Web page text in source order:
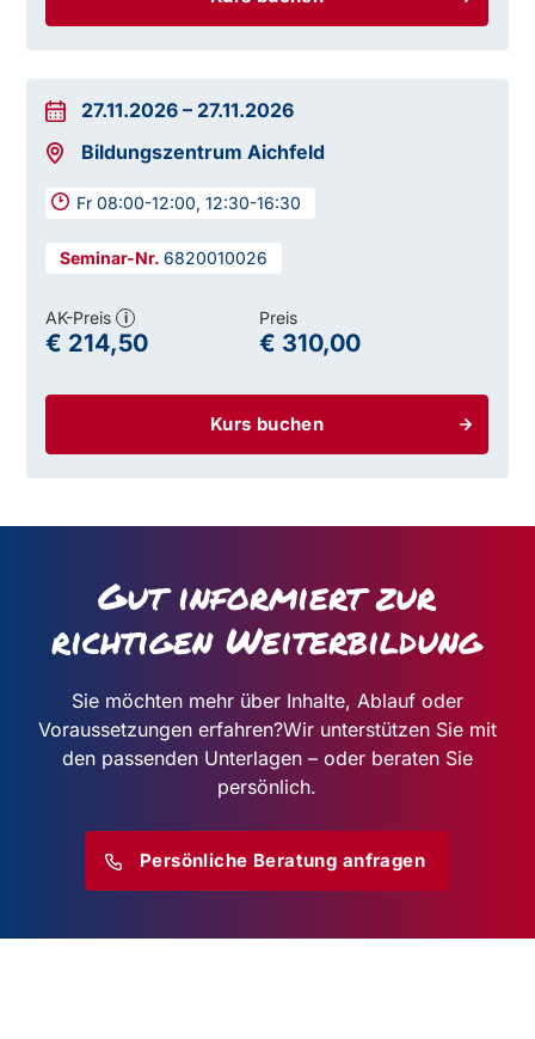
27.11.2026 – 27.11.2026
Bildungszentrum Aichfeld
Fr 08:00-12:00, 12:30-16:30
6820010026
Kurs buchen
AK-Preis i
€ 214,50
Preis
€ 310,00
Gut informiert zur
richtigen Weiterbildung
Sie möchten mehr über Inhalte, Ablauf oder
Voraussetzungen erfahren?Wir unterstützen Sie mit
den passenden Unterlagen – oder beraten Sie
persönlich.
Persönliche Beratung anfragen